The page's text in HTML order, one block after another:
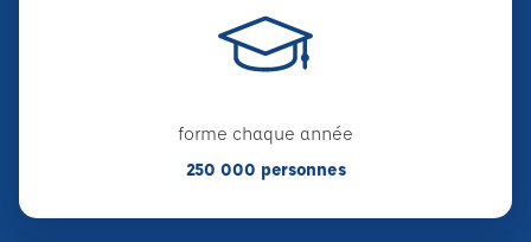
forme chaque année
250 000 personnes